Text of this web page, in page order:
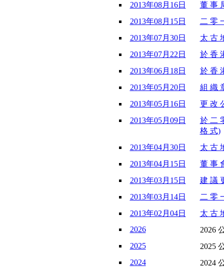
2013年08月16日
董 事
2013年08月15日
二 零
2013年07月30日
太 古
2013年07月22日
於 香
2013年06月18日
於 香
2013年05月20日
組 織
2013年05月16日
更 改
2013年05月09日
於 二
格 式)
2013年04月30日
太 古
2013年04月15日
董 事
2013年03月15日
建 議
2013年03月14日
二 零
2013年02月04日
太 古
2026
2026
2025
2025
2024
2024